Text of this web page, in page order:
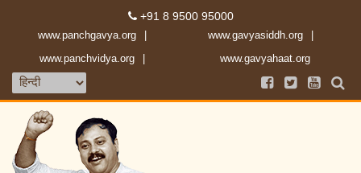
+91 8 9500 95000
www.panchgavya.org
www.gavyasiddh.org
www.panchvidya.org
www.gavyahaat.org